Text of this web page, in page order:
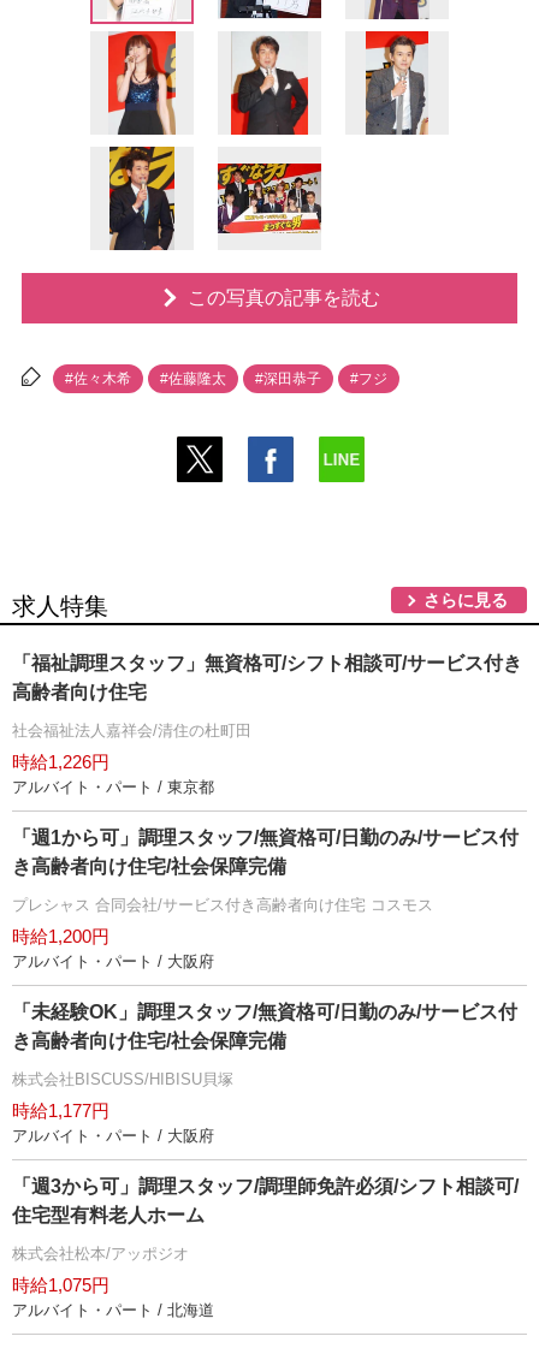
この写真の記事を読む
#佐々木希 #佐藤隆太 #深田恭子 #フジ
求人特集 さらに見る
「福祉調理スタッフ」無資格可/シフト相談可/サービス付き
高齢者向け住宅
社会福祉法人嘉祥会/清住の杜町田
時給1,226円
アルバイト・パート / 東京都
「週1から可」調理スタッフ/無資格可/日勤のみ/サービス付
き高齢者向け住宅/社会保障完備
プレシャス 合同会社/サービス付き高齢者向け住宅 コスモス
時給1,200円
アルバイト・パート / 大阪府
「未経験OK」調理スタッフ/無資格可/日勤のみ/サービス付
き高齢者向け住宅/社会保障完備
株式会社BISCUSS/HIBISU貝塚
時給1,177円
アルバイト・パート / 大阪府
「週3から可」調理スタッフ/調理師免許必須/シフト相談可/
住宅型有料老人ホーム
株式会社松本/アッポジオ
時給1,075円
アルバイト・パート / 北海道